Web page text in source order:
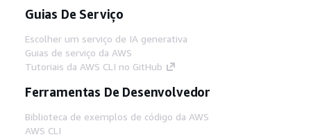
Guias De Serviço
Escolher um serviço de IA generativa
Guias de serviço da AWS
Tutoriais da AWS CLI no GitHub
Ferramentas De Desenvolvedor
Biblioteca de exemplos de código da AWS
AWS CLI